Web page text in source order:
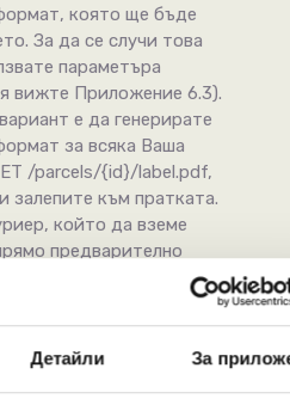
Детайли За
която ще бъде
За да се случи това
параметъра
вижте Приложение 6.3).
е да генерирате
за всяка Ваша
/parcels/{id}/label.pdf,
залепите към пратката.
който да вземе
предварително
крайният клиент за
за доставка от Вас и